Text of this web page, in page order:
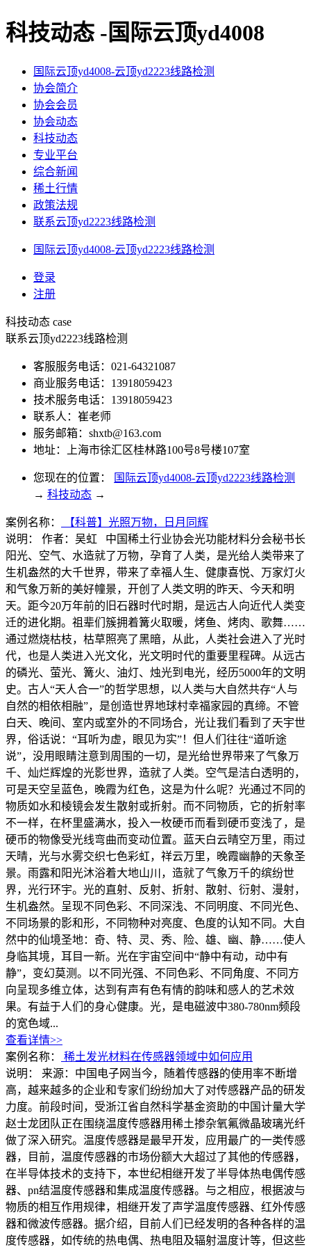
科技动态 -国际云顶yd4008
国际云顶yd4008-云顶yd2223线路检测
协会简介
协会会员
协会动态
科技动态
专业平台
综合新闻
稀土行情
政策法规
联系云顶yd2223线路检测
国际云顶yd4008-云顶yd2223线路检测
登录
注册
科技动态 case
联系云顶yd2223线路检测
客服服务电话：021-64321087
商业服务电话：13918059423
技术服务电话：13918059423
联系人：崔老师
服务邮箱： shxtb@163.com
地址：上海市徐汇区桂林路100号8号楼107室
您现在的位置：
国际云顶yd4008-云顶yd2223线路检测
→ 科技动态 →
案例名称：
【科普】光照万物，日月同辉
说明：
作者：吴虹 中国稀土行业协会光功能材料分会秘书长
阳光、空气、水造就了万物，孕育了人类，是光给人类带来了
生机盎然的大千世界，带来了幸福人生、健康喜悦、万家灯火
和气象万新的美好幢景，开创了人类文明的昨天、今天和明
天。距今20万年前的旧石器时代时期，是远古人向近代人类变
迁的进化期。祖辈们簇拥着篝火取暖，烤鱼、烤肉、歌舞……
通过燃烧枯枝，枯草照亮了黑暗，从此，人类社会进入了光时
代，也是人类进入光文化，光文明时代的重要里程碑。从远古
的磷光、萤光、篝火、油灯、烛光到电光，经历5000年的文明
史。古人“天人合一”的哲学思想，以人类与大自然共存“人与
自然的相依相融”，是创造世界地球村幸福家园的真缔。不管
白天、晚间、室内或室外的不同场合，光让我们看到了天宇世
界，俗话说：“耳听为虚，眼见为实”！但人们往往“道听途
说”，没用眼睛注意到周围的一切，是光给世界带来了气象万
千、灿烂辉煌的光影世界，造就了人类。空气是洁白透明的，
可是天空呈蓝色，晚霞为红色，这是为什么呢？光通过不同的
物质如水和棱镜会发生散射或折射。而不同物质，它的折射率
不一样，在杯里盛满水，投入一枚硬币而看到硬币变浅了，是
硬币的物像受光线弯曲而变动位置。蓝天白云晴空万里，雨过
天晴，光与水雾交织七色彩虹，祥云万里，晚霞幽静的天象圣
景。雨露和阳光沐浴着大地山川，造就了气象万千的缤纷世
界，光行环宇。光的直射、反射、折射、散射、衍射、漫射，
生机盎然。呈现不同色彩、不同深浅、不同明度、不同光色、
不同场景的影和形，不同物种对亮度、色度的认知不同。大自
然中的仙境圣地：奇、特、灵、秀、险、雄、幽、静……使人
身临其境，耳目一新。光在宇宙空间中“静中有动，动中有
静”，变幻莫测。以不同光强、不同色彩、不同角度、不同方
向呈现多维立体，达到有声有色有情的韵味和感人的艺术效
果。有益于人们的身心健康。光，是电磁波中380-780nm频段
的宽色域...
查看详情>>
案例名称：
稀土发光材料在传感器领域中如何应用
说明：
来源：中国电子网当今，随着传感器的使用率不断增
高，越来越多的企业和专家们纷纷加大了对传感器产品的研发
力度。前段时间，受浙江省自然科学基金资助的中国计量大学
赵士龙团队正在围绕温度传感器用稀土掺杂氧氟微晶玻璃光纤
做了深入研究。温度传感器是最早开发，应用最广的一类传感
器，目前，温度传感器的市场份额大大超过了其他的传感器，
在半导体技术的支持下，本世纪相继开发了半导体热电偶传感
器、pn结温度传感器和集成温度传感器。与之相应，根据波与
物质的相互作用规律，相继开发了声学温度传感器、红外传感
器和微波传感器。据介绍，目前人们已经发明的各种各样的温
度传感器，如传统的热电偶、热电阻及辐射温度计等，但这些